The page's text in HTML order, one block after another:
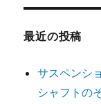
最近の投稿
サスペンシ
シャフトの